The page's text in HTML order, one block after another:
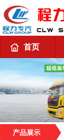
首页
产品展示